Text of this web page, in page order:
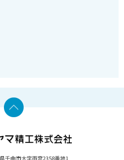
千曲市大字雨宮2358番地1